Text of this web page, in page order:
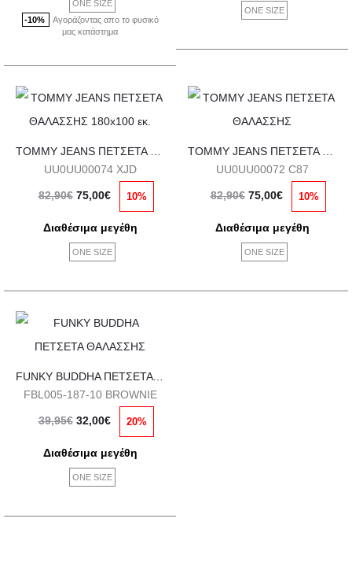
ONE SIZE
-10%
Αγοράζοντας απο το φυσικό
μας κατάστημα
82,90€. είναι:
ONE SIZE
UU0UU00074 XJD
82,90€
Original
82,90€.
75,00€
Η
είναι:
10%
Διαθέσιμα μεγέθη
ONE SIZE
UU0UU00072 C87
82,90€
Original
82,90€.
75,00€
Η
είναι:
10%
Διαθέσιμα μεγέθη
ONE SIZE
FUNKY BUDDHA ΠΕΤΣΕΤΑ ΘΑΛΑΣΣΗΣ
FBL005-187-10 BROWNIE
39,95€
Original
39,95€.
32,00€
Η
είναι:
20%
Διαθέσιμα μεγέθη
ONE SIZE